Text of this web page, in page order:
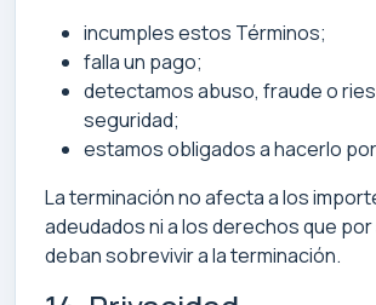
incumples estos Términos;
falla un pago;
detectamos abuso, fraude o
seguridad;
estamos obligados a hacerlo
La terminación no afecta a los
adeudados ni a los derechos que
deban sobrevivir a la terminación.